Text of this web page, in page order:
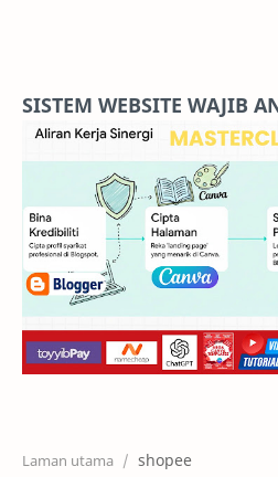
Pricing
RTL
SISTEM WEBSITE WAJIB
Laman utama shopee